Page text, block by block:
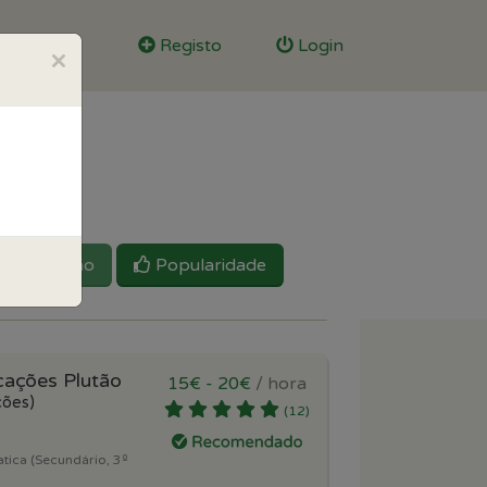
Registo Login
Reputação Popularidade
Plutão
(Secundário, 3º
15€ - 20€ / hora
(12)
×